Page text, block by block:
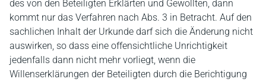
des von den Beteiligten Erklärten und Gewollten, dann
kommt nur das Verfahren nach Abs. 3 in Betracht. Auf den
sachlichen Inhalt der Urkunde darf sich die Änderung nicht
auswirken, so dass eine offensichtliche Unrichtigkeit
jedenfalls dann nicht mehr vorliegt, wenn die
Willenserklärungen der Beteiligten durch die Berichtigung